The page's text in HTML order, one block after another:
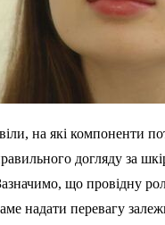
на які компоненти
догляду за
що провідну
надати перевагу